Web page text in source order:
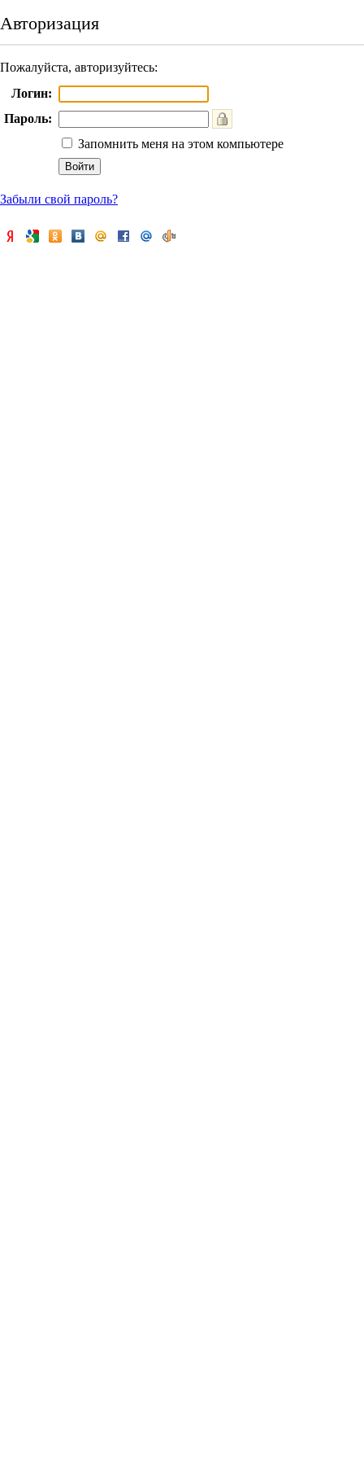
Авторизация
Пожалуйста, авторизуйтесь:
Логин:
Пароль:
Запомнить меня на этом компьютере
Забыли свой пароль?